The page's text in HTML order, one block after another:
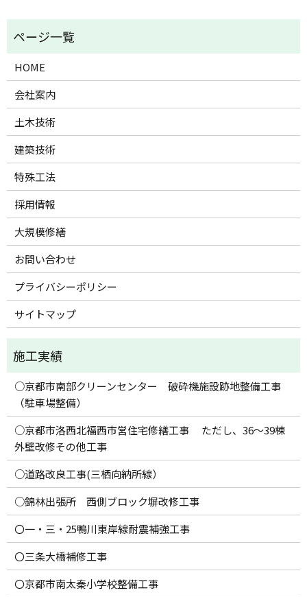
HOME
会社案内
土木技術
建築技術
特殊工法
採用情報
大規模修繕
お問い合わせ
プライバシーポリシー
サイトマップ
○京都市南部クリーンセンター 破砕機施設跡地整備工事
（駐車場整備）
○京都市洛西北福西市営住宅修繕工事 ただし、36～39棟
外壁改修その他工事
○道路改良工事(三栖向納所線）
○錦林出張所 西側ブロック塀改修工事
〇一・三・25鴨川東岸線耐震補強工事
〇三条大橋補修工事
〇京都市南太秦小学校整備工事